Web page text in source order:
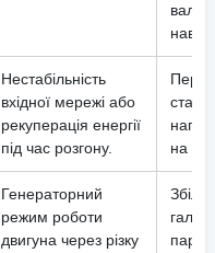
валу.
Нестабільність
вхідної мережі або
рекуперація енергії
під час розгону.
на
Генераторний
режим роботи
двигуна через різку